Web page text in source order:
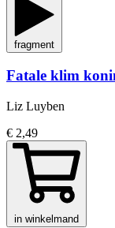
fragment
Fatale klim
Liz Luyben
€ 2,49
in winkelmand